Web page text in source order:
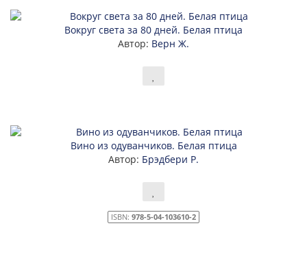
Вокруг света за 80 дней. Белая птица
Автор: Верн Ж.
Вино из одуванчиков. Белая птица
Автор: Брэдбери Р.
ISBN: 978-5-04-103610-2